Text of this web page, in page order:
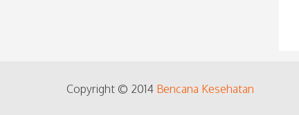
Copyright © 2014 Bencana Kesehatan